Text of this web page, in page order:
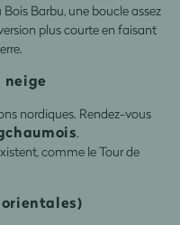
Bois Barbu, une boucle assez
plus courte en faisant
neige
nordiques. Rendez-vous
.
comme le Tour de